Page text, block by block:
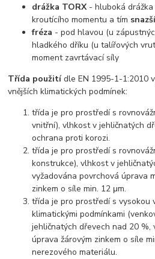
drážka TORX- hluboká drážka
kroutícího momentu a tím
fréza - pod hlavou (u
hladkého dříku (u talířových
moment zavrtávací síly
Třída použitídle EN 1995-1-1:2010
vnějších klimatických podmínek:
třída je pro prostředí s
vnitřní), vlhkost v jehličnatých
ochrana proti korozi.
třída je pro prostředí s
konstrukce), vlhkost v
vyžadována povrchová úprava
zinkem o síle min. 12 μm.
třída je pro prostředí s vysokou
klimatickými podmínkami
jehličnatých dřevech nad 20 %,
úprava žárovým zinkem o síle
nerezového materiálu.